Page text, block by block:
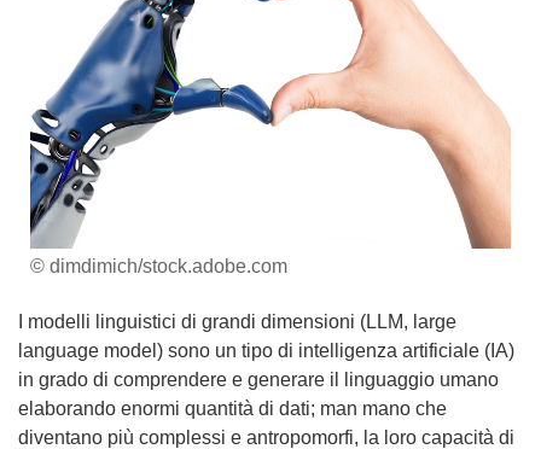
© dimdimich/stock.adobe.com
I modelli linguistici di grandi dimensioni (LLM, large
language model) sono un tipo di intelligenza artificiale (IA)
in grado di comprendere e generare il linguaggio umano
elaborando enormi quantità di dati; man mano che
diventano più complessi e antropomorfi, la loro capacità di